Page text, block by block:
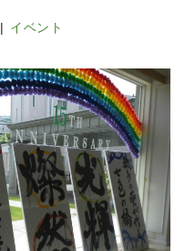
イベント